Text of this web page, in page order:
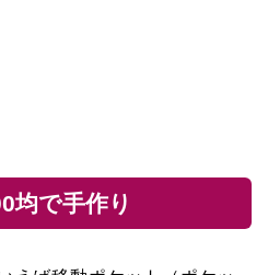
均で手作り